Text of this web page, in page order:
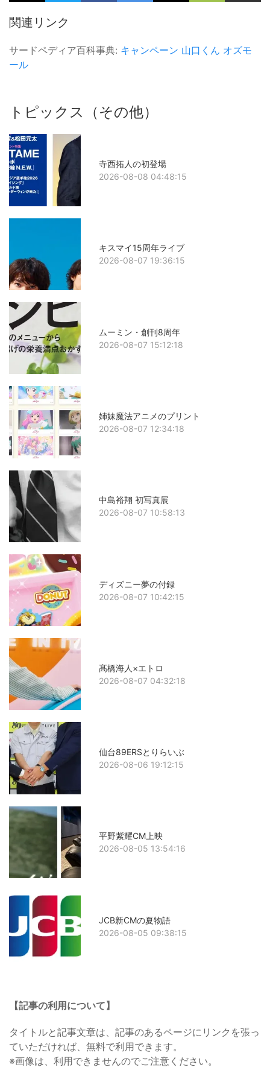
関連リンク
サードペディア百科事典: キャンペーン 山口くん オズモ
ール
トピックス（その他）
寺西拓人の初登場
2026-08-08 04:48:15
キスマイ15周年ライブ
2026-08-07 19:36:15
ムーミン・創刊8周年
2026-08-07 15:12:18
姉妹魔法アニメのプリント
2026-08-07 12:34:18
中島裕翔 初写真展
2026-08-07 10:58:13
ディズニー夢の付録
2026-08-07 10:42:15
髙橋海人×エトロ
2026-08-07 04:32:18
仙台89ERSとりらいぶ
2026-08-06 19:12:15
平野紫耀CM上映
2026-08-05 13:54:16
JCB新CMの夏物語
2026-08-05 09:38:15
【記事の利用について】
タイトルと記事文章は、記事のあるページにリンクを張っ
ていただければ、無料で利用できます。
※画像は、利用できませんのでご注意ください。